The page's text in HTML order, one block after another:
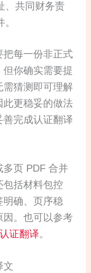
、共同财务责
把每一份非正式
你确实需要提
需猜测即可理解
此更稳妥的做法
完成认证翻译
页 PDF 合并
括材料包控
明确、页序稳
。也可以参考
证翻译。
文